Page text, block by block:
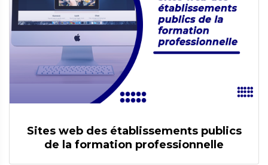
Sites web des établissements publics
de la formation professionnelle